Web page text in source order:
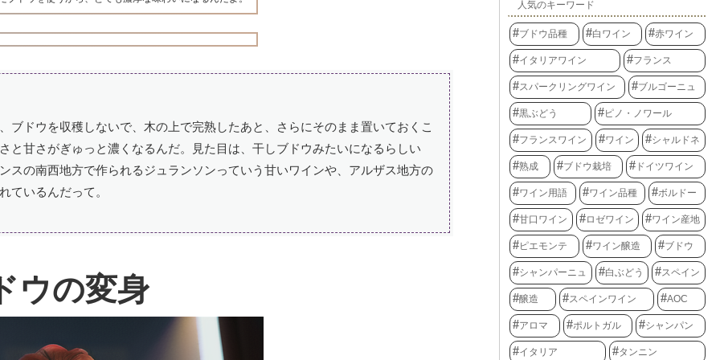
ドウを収穫しないで、木の上で完熟したあと、さらにそのまま置いておくこ
と甘さがぎゅっと濃くなるんだ。見た目は、干しブドウみたいになるらしい
スの南西地方で作られるジュランソンっていう甘いワインや、アルザス地方の
ているんだって。
ウの変身
人気のキーワード
ブドウ品種 白ワイン 赤ワイン
イタリアワイン フランス
スパークリングワイン ブルゴーニュ
黒ぶどう ピノ・ノワール
フランスワイン ワイン シャルドネ
熟成 ブドウ栽培 ドイツワイン
ワイン用語 ワイン品種 ボルドー
甘口ワイン ロゼワイン ワイン産地
ピエモンテ ワイン醸造 ブドウ
シャンパーニュ 白ぶどう スペイン
醸造 スペインワイン AOC
アロマ ポルトガル シャンパン
イタリア タンニン